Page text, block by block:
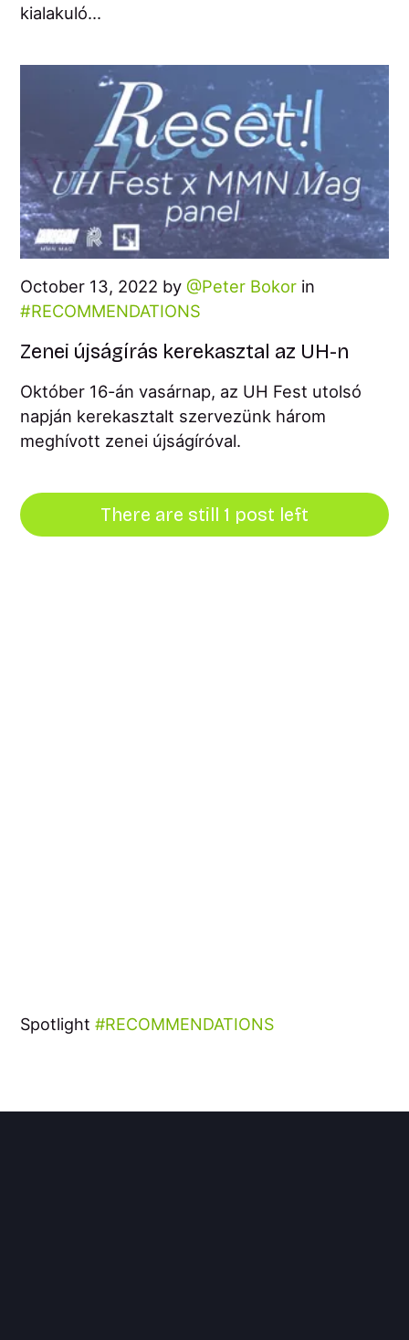
kialakuló...
October 13, 2022 by Peter Bokor in
RECOMMENDATIONS
Zenei újságírás kerekasztal az UH-n
Október 16-án vasárnap, az UH Fest utolsó
napján kerekasztalt szervezünk három
meghívott zenei újságíróval.
There are still 1 post left
Spotlight RECOMMENDATIONS